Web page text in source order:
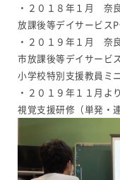
・２０１８年１月 奈
放課後等デイサービ
・２０１９年１月 奈
市放課後等デイサービ
小学校特別支援教員
・２０１９年１１月
視覚支援研修（単発・